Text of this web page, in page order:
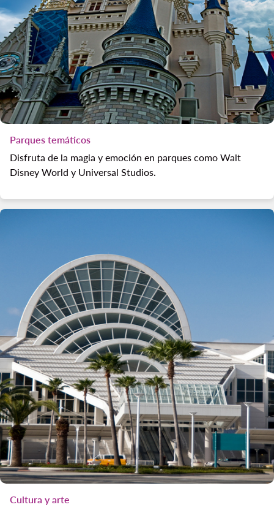
Parques temáticos
Disfruta de la magia y emoción en parques como Walt
Disney World y Universal Studios.
Cultura y arte